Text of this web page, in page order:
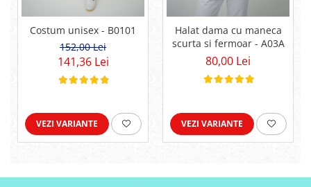
Costum unisex - B0101
152,00 Lei
141,36 Lei
VEZI VARIANTE
Halat dama cu maneca
scurta si fermoar - A03A
80,00 Lei
VEZI VARIANTE